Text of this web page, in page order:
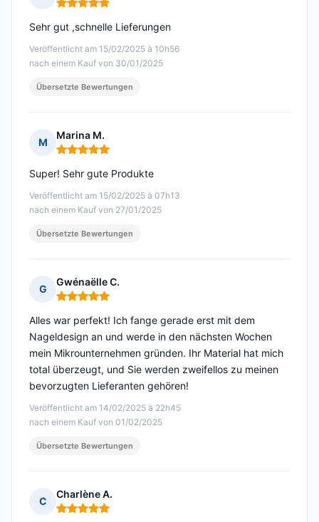
Hinweis: 5 von 5
Veröffentlicht am 15/02/2025 à 10h56
nach einem Kauf von 30/01/2025
Sehr gut ,schnelle Lieferungen
Übersetzte Bewertungen
M
Marina M.
Hinweis: 5 von 5
Veröffentlicht am 15/02/2025 à 07h13
nach einem Kauf von 27/01/2025
Super! Sehr gute Produkte
Übersetzte Bewertungen
G
Gwénaëlle C.
Hinweis: 5 von 5
Veröffentlicht am 14/02/2025 à 22h45
nach einem Kauf von 01/02/2025
Alles war perfekt! Ich fange gerade erst mit dem
Nageldesign an und werde in den nächsten Wochen
mein Mikrounternehmen gründen. Ihr Material hat mich
total überzeugt, und Sie werden zweifellos zu meinen
bevorzugten Lieferanten gehören!
Übersetzte Bewertungen
C
Charlène A.
Hinweis: 5 von 5